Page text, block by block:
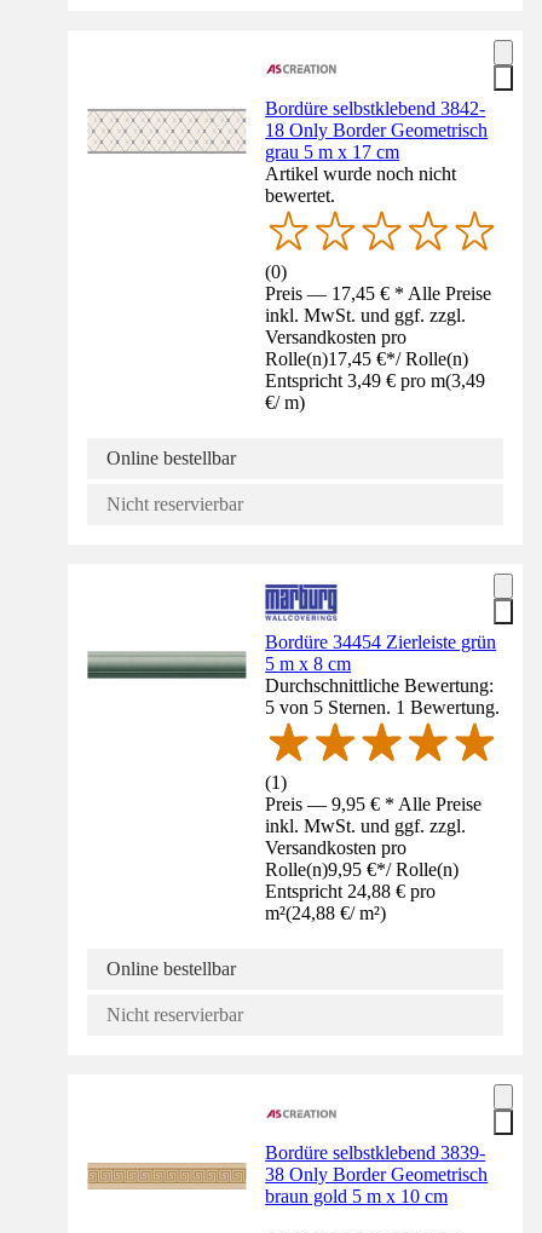
Bordüre selbstklebend 3842-
18 Only Border Geometrisch
grau 5 m x 17 cm
Artikel wurde noch nicht
bewertet.
(0)
Preis — 17,45 € * Alle Preise
inkl. MwSt. und ggf. zzgl.
Versandkosten pro
Rolle(n)17,45 €*/ Rolle(n)
Entspricht 3,49 € pro m(3,49
€/ m)
Online bestellbar
Nicht reservierbar
Bordüre 34454 Zierleiste grün
5 m x 8 cm
Durchschnittliche Bewertung:
5 von 5 Sternen. 1 Bewertung.
(1)
Preis — 9,95 € * Alle Preise
inkl. MwSt. und ggf. zzgl.
Versandkosten pro
Rolle(n)9,95 €*/ Rolle(n)
Entspricht 24,88 € pro
m²(24,88 €/ m²)
Online bestellbar
Nicht reservierbar
Bordüre selbstklebend 3839-
38 Only Border Geometrisch
braun gold 5 m x 10 cm